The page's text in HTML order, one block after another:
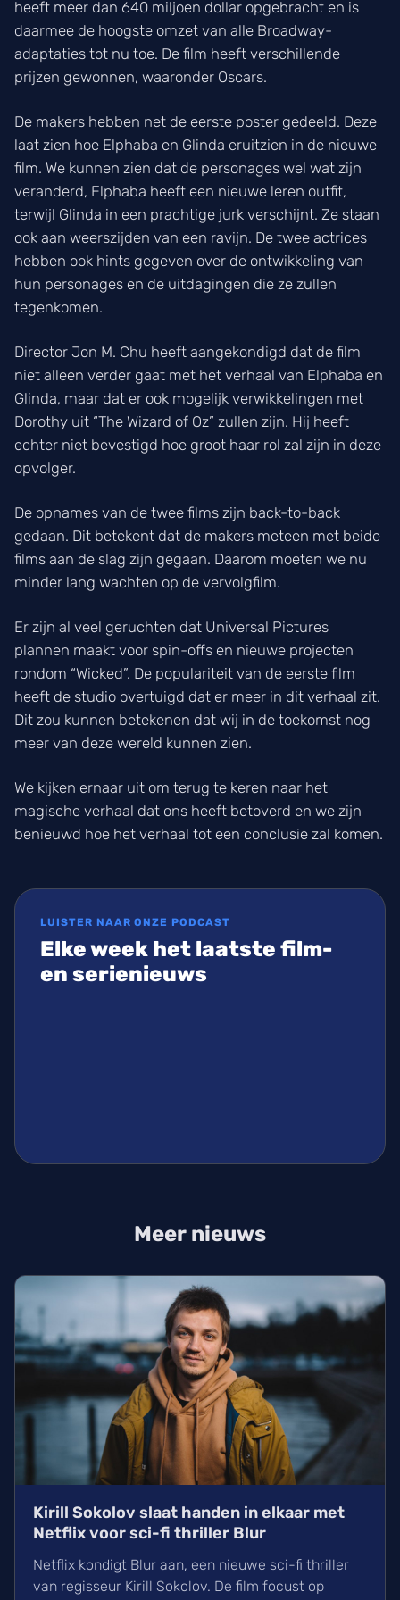
heeft meer dan 640 miljoen dollar opgebracht en is
daarmee de hoogste omzet van alle Broadway-
adaptaties tot nu toe. De film heeft verschillende
prijzen gewonnen, waaronder Oscars.
De makers hebben net de eerste poster gedeeld. Deze
laat zien hoe Elphaba en Glinda eruitzien in de nieuwe
film. We kunnen zien dat de personages wel wat zijn
veranderd, Elphaba heeft een nieuwe leren outfit,
terwijl Glinda in een prachtige jurk verschijnt. Ze staan
ook aan weerszijden van een ravijn. De twee actrices
hebben ook hints gegeven over de ontwikkeling van
hun personages en de uitdagingen die ze zullen
tegenkomen.
Director Jon M. Chu heeft aangekondigd dat de film
niet alleen verder gaat met het verhaal van Elphaba en
Glinda, maar dat er ook mogelijk verwikkelingen met
Dorothy uit “The Wizard of Oz” zullen zijn. Hij heeft
echter niet bevestigd hoe groot haar rol zal zijn in deze
opvolger.
De opnames van de twee films zijn back-to-back
gedaan. Dit betekent dat de makers meteen met beide
films aan de slag zijn gegaan. Daarom moeten we nu
minder lang wachten op de vervolgfilm.
Er zijn al veel geruchten dat Universal Pictures
plannen maakt voor spin-offs en nieuwe projecten
rondom “Wicked”. De populariteit van de eerste film
heeft de studio overtuigd dat er meer in dit verhaal zit.
Dit zou kunnen betekenen dat wij in de toekomst nog
meer van deze wereld kunnen zien.
We kijken ernaar uit om terug te keren naar het
magische verhaal dat ons heeft betoverd en we zijn
benieuwd hoe het verhaal tot een conclusie zal komen.
LUISTER NAAR ONZE PODCAST
Elke week het laatste film-
en serienieuws
Meer nieuws
Kirill Sokolov slaat handen in elkaar met
Netflix voor sci-fi thriller Blur
Netflix kondigt Blur aan, een nieuwe sci-fi thriller
van regisseur Kirill Sokolov. De film focust op